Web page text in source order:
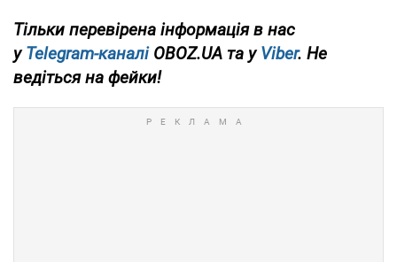
Тільки перевірена інформація в нас
уTelegram-каналіOBOZ.UA та уViber. Не
ведіться на фейки!